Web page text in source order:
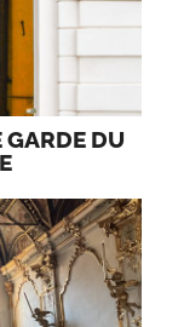
GARDE DU